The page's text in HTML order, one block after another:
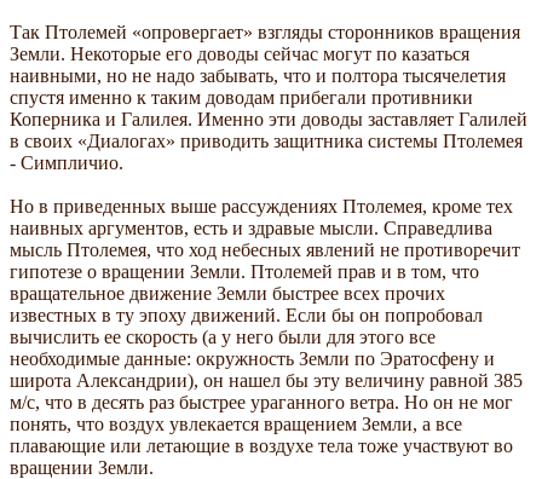
Так Птолемей «опровергает» взгляды сторонников вращения
Земли. Некоторые его доводы сейчас могут по казаться
наивными, но не надо забывать, что и полтора тысячелетия
спустя именно к таким доводам прибегали противники
Коперника и Галилея. Именно эти доводы заставляет Галилей
в своих «Диалогах» приводить защитника системы Птолемея
- Симпличио.
Но в приведенных выше рассуждениях Птолемея, кроме тех
наивных аргументов, есть и здравые мысли. Справедлива
мысль Птолемея, что ход небесных явлений не противоречит
гипотезе о вращении Земли. Птолемей прав и в том, что
вращательное движение Земли быстрее всех прочих
известных в ту эпоху движений. Если бы он попробовал
вычислить ее скорость (а у него были для этого все
необходимые данные: окружность Земли по Эратосфену и
широта Александрии), он нашел бы эту величину равной 385
м/с, что в десять раз быстрее ураганного ветра. Но он не мог
понять, что воздух увлекается вращением Земли, а все
плавающие или летающие в воздухе тела тоже участвуют во
вращении Земли.